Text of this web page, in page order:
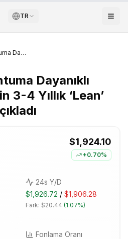
TR
Ethereum, Kuantuma Dayanıklı Yeniden İnşa İçin 3-4 Yıllık ‘Lean’ Yol Haritasını Açıkladı
Dayanıklı
3-4 Yıllık ‘Lean’
$1,924.10
+0.70%
24s Y/D
$1,926.72 / $1,906.28
Fark: $20.44 (1.07%)
Fonlama Oranı